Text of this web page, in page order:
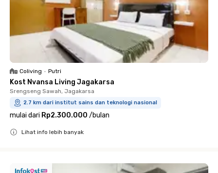
Coliving • Putri
Kost Nvansa Living Jagakarsa
Srengseng Sawah, Jagakarsa
2.7 km dari institut sains dan teknologi nasional
mulai dari Rp2.300.000 /bulan
Lihat info lebih banyak